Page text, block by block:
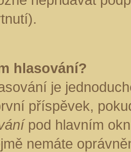
hlasování?
je
příspěvek,
pod hlavním
nemáte